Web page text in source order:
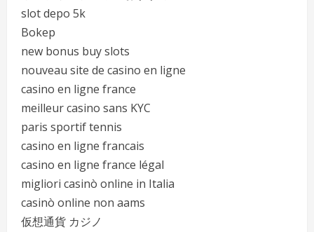
slot depo 5k
Bokep
new bonus buy slots
nouveau site de casino en ligne
casino en ligne france
meilleur casino sans KYC
paris sportif tennis
casino en ligne francais
casino en ligne france légal
migliori casinò online in Italia
casinò online non aams
仮想通貨 カジノ